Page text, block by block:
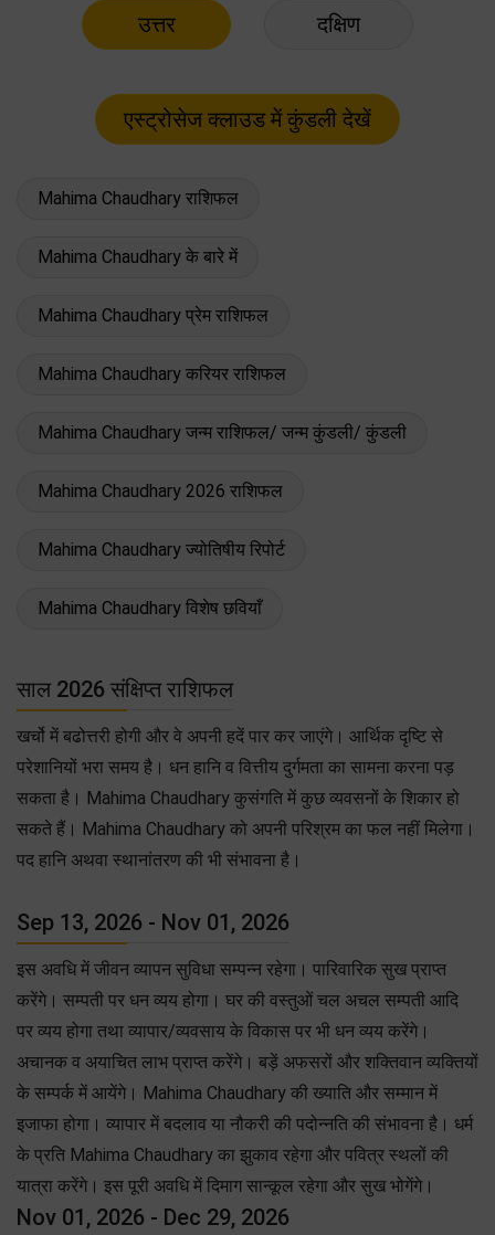
उत्तर दक्षिण
Mahima Chaudhary राशिफल
Mahima Chaudhary के बारे में
Mahima Chaudhary प्रेम राशिफल
Mahima Chaudhary करियर राशिफल
Mahima Chaudhary जन्म राशिफल/ जन्म कुंडली/ कुंडली
Mahima Chaudhary 2026 राशिफल
Mahima Chaudhary ज्योतिषीय रिपोर्ट
Mahima Chaudhary विशेष छवियाँ
साल 2026 संक्षिप्त राशिफल
खर्चो में बढोत्तरी होगी और वे अपनी हदें पार कर जाएंगे। आर्थिक दृष्टि से
परेशानियों भरा समय है। धन हानि व वित्तीय दुर्गमता का सामना करना पड़
सकता है। Mahima Chaudhary कुसंगति में कुछ व्यवसनों के शिकार हो
सकते हैं। Mahima Chaudhary को अपनी परिश्रम का फल नहीं मिलेगा।
पद हानि अथवा स्थानांतरण की भी संभावना है।
Sep 13, 2026 - Nov 01, 2026
इस अवधि में जीवन व्यापन सुविधा सम्पन्न रहेगा। पारिवारिक सुख प्राप्त
करेंगे। सम्पती पर धन व्यय होगा। घर की वस्तुओं चल अचल सम्पती आदि
पर व्यय होगा तथा व्यापार/व्यवसाय के विकास पर भी धन व्यय करेंगे।
अचानक व अयाचित लाभ प्राप्त करेंगे। बड़ें अफसरों और शक्तिवान व्यक्तियों
के सम्पर्क में आयेंगे। Mahima Chaudhary की ख्याति और सम्मान में
इजाफा होगा। व्यापार में बदलाव या नौकरी की पदोन्नति की संभावना है। धर्म
के प्रति Mahima Chaudhary का झुकाव रहेगा और पवित्र स्थलों की
यात्रा करेंगे। इस पूरी अवधि में दिमाग सान्कूल रहेगा और सुख भोगेंगे।
Nov 01, 2026 - Dec 29, 2026